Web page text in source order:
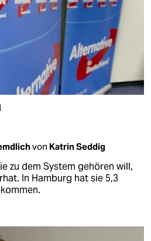
von Katrin Seddig
zu dem System gehören will,
In Hamburg hat sie 5,3